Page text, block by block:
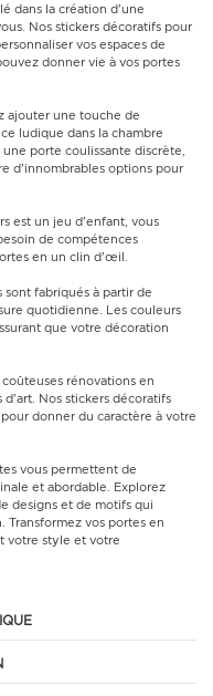
dans la création d'une
Nos stickers décoratifs pour
vos espaces de
donner vie à vos portes
ajouter une touche de
ludique dans la chambre
porte coulissante discrète,
d'innombrables options pour
est un jeu d'enfant, vous
de compétences
en un clin d'œil.
sont fabriqués à partir de
quotidienne. Les couleurs
que votre décoration
rénovations en
Nos stickers décoratifs
donner du caractère à votre
vous permettent de
et abordable. Explorez
designs et de motifs qui
vos portes en
votre style et votre